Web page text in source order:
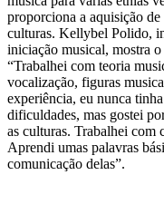
proporciona a aquisição
culturas. Kellybel Polido,
iniciação musical, mostra
“Trabalhei com teoria
vocalização, figuras
experiência, eu nunca
dificuldades, mas gostei
as culturas. Trabalhei com
Aprendi umas palavras
comunicação delas”.